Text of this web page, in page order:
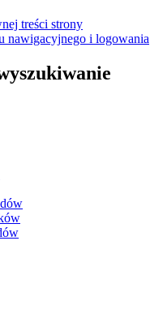
treści strony
nawigacyjnego i logowania